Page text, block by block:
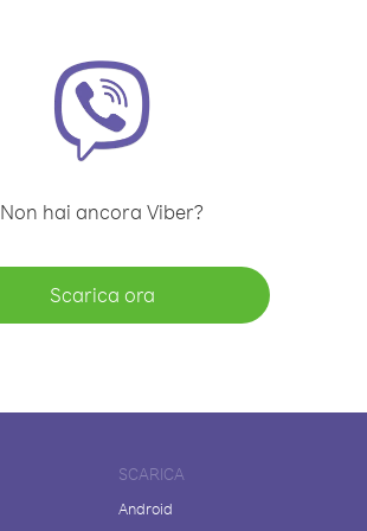
Non hai ancora Viber?
Scarica ora
SCARICA
Android